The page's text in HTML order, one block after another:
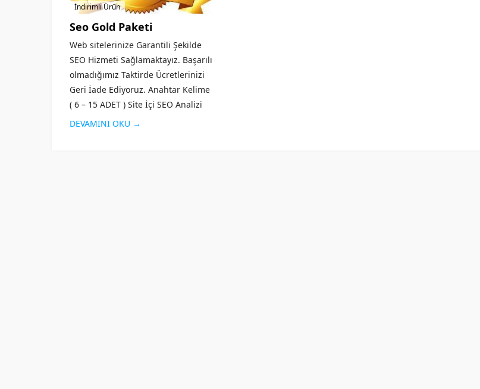
İndirimli Ürün
Seo Gold Paketi
Web sitelerinize Garantili Şekilde
SEO Hizmeti Sağlamaktayız. Başarılı
olmadığımız Taktirde Ücretlerinizi
Geri İade Ediyoruz. Anahtar Kelime
( 6 – 15 ADET ) Site İçi SEO Analizi
Sektör ve Rakip Analizi Blog Bazlı
DEVAMINI OKU →